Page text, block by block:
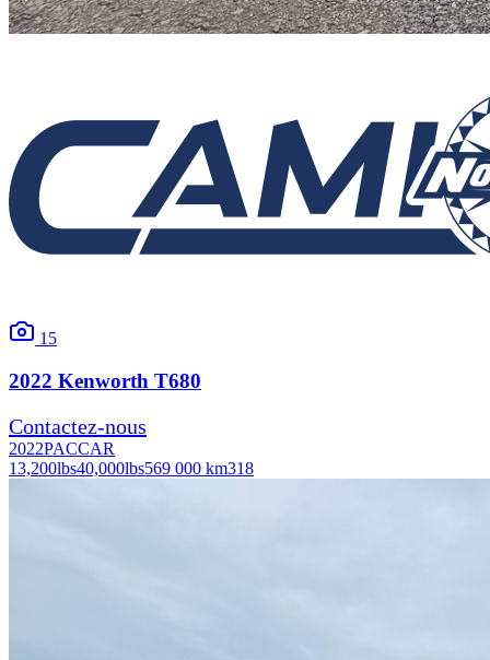
15
2022 Kenworth T680
Contactez-nous
2022PACCAR
13,200lbs40,000lbs569 000 km318